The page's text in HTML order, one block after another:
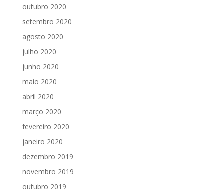
outubro 2020
setembro 2020
agosto 2020
julho 2020
junho 2020
maio 2020
abril 2020
março 2020
fevereiro 2020
janeiro 2020
dezembro 2019
novembro 2019
outubro 2019